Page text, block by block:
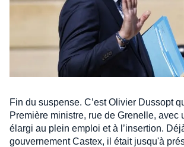
Fin du suspense. C’est Olivier Dussopt
Première ministre, rue de Grenelle, avec
élargi au plein emploi et à l’insertion.
gouvernement Castex, il était jusqu'à